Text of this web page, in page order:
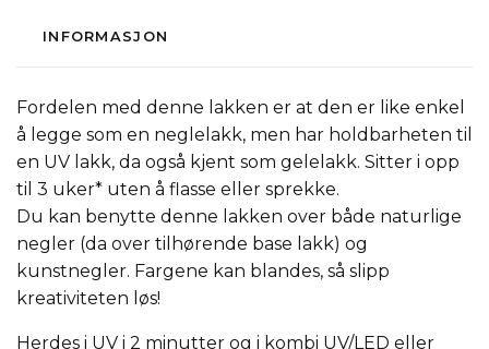
INFORMASJON
Fordelen med denne lakken er at den er like enkel
å legge som en neglelakk, men har holdbarheten til
en UV lakk, da også kjent som gelelakk. Sitter i opp
til 3 uker* uten å flasse eller sprekke.
Du kan benytte denne lakken over både naturlige
negler (da over tilhørende base lakk) og
kunstnegler. Fargene kan blandes, så slipp
kreativiteten løs!
Herdes i UV i 2 minutter og i kombi UV/LED eller